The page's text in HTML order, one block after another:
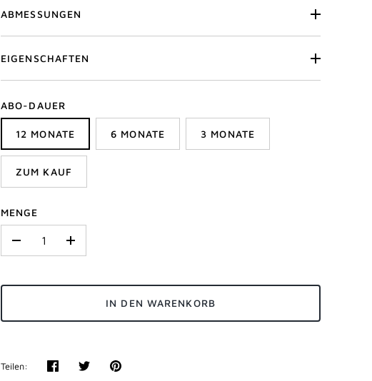
ABMESSUNGEN
EIGENSCHAFTEN
ABO-DAUER
12 MONATE 6 MONATE 3 MONATE
ZUM KAUF
MENGE
+
IN DEN WARENKORB
Teilen:
TeilenTwitternPinnen